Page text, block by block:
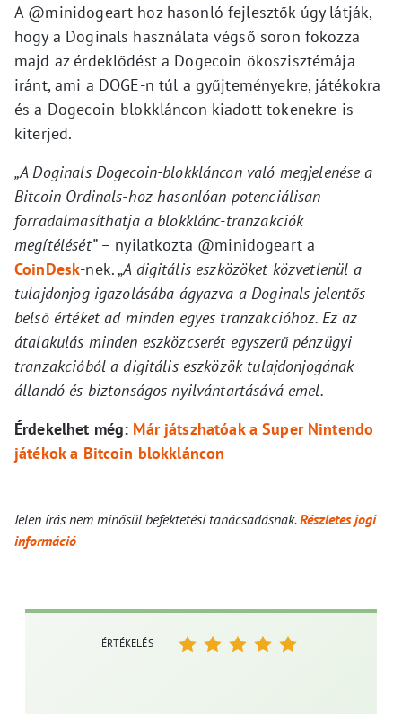
A @minidogeart-hoz hasonló fejlesztők úgy látják,
hogy a Doginals használata végső soron fokozza
majd az érdeklődést a Dogecoin ökoszisztémája
iránt, ami a DOGE-n túl a gyűjteményekre, játékokra
és a Dogecoin-blokkláncon kiadott tokenekre is
kiterjed.
„A Doginals Dogecoin-blokkláncon való megjelenése a
Bitcoin Ordinals-hoz hasonlóan potenciálisan
forradalmasíthatja a blokklánc-tranzakciók
megítélését”– nyilatkozta @minidogeart a
CoinDesk-nek. „A digitális eszközöket közvetlenül a
tulajdonjog igazolásába ágyazva a Doginals jelentős
belső értéket ad minden egyes tranzakcióhoz. Ez az
átalakulás minden eszközcserét egyszerű pénzügyi
tranzakcióból a digitális eszközök tulajdonjogának
állandó és biztonságos nyilvántartásává emel.
Érdekelhet még: Már játszhatóak a Super Nintendo
játékok a Bitcoin blokkláncon
Jelen írás nem minősül befektetési tanácsadásnak.Részletes jogi
információ
ÉRTÉKELÉS